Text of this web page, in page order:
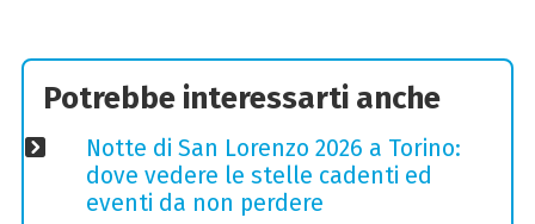
Potrebbe interessarti anche
Notte di San Lorenzo 2026 a Torino:
dove vedere le stelle cadenti ed
eventi da non perdere